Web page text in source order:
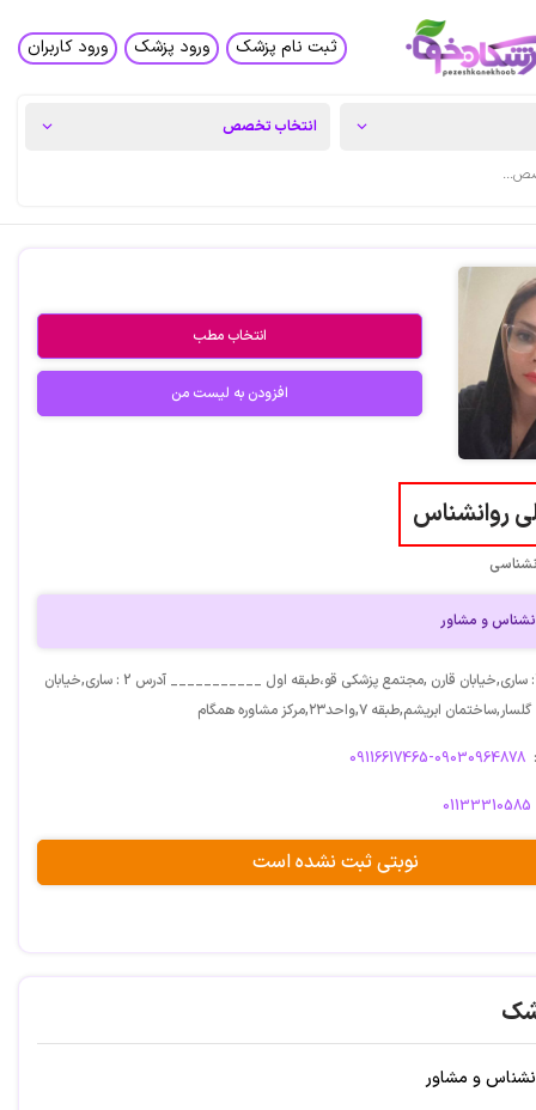
ثبت نام پزشک ورود پزشک ورود کاربران
انتخاب مطب
افزودن به لیست من
روانشناس
و مشاور
آدرس: آدرس1: ساری,خیابان قارن ,مجتمع پزشکی قو،طبقه اول ___________ آدرس 2 : ساری,خیابان
ابریشم,طبقه ۷,واحد۲۳,مرکز مشاوره همگام
09116617465-09030964878
01133310585
نوبتی ثبت نشده است
و مشاور